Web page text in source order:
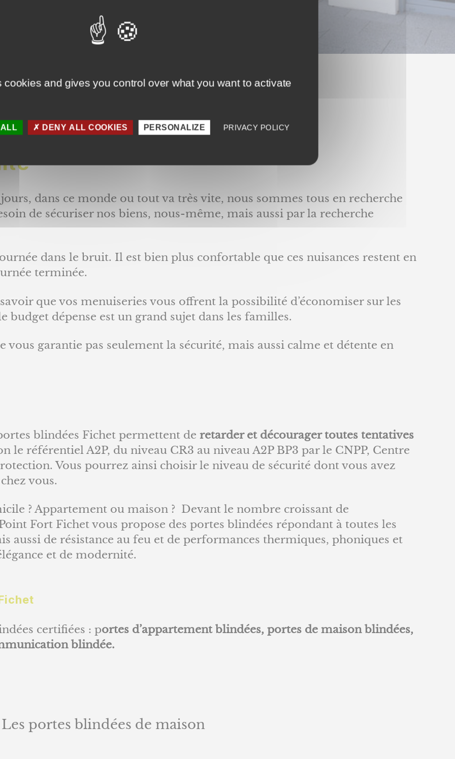
dans ce monde ou tout va très vite, nous sommes tous en recherche
de sécuriser nos biens, nous-même, mais aussi par la recherche
dans le bruit. Il est bien plus confortable que ces nuisances restent en
terminée.
que vos menuiseries vous offrent la possibilité d’économiser sur les
budget dépense est un grand sujet dans les familles.
garantie pas seulement la sécurité, mais aussi calme et détente en
blindées Fichet permettent de retarder et décourager toutes tentatives
le référentiel A2P, du niveau CR3 au niveau A2P BP3 par le CNPP, Centre
Vous pourrez ainsi choisir le niveau de sécurité dont vous avez
vous.
? Appartement ou maison ? Devant le nombre croissant de
Fort Fichet vous propose des portes blindées répondant à toutes les
aussi de résistance au feu et de performances thermiques, phoniques et
et de modernité.
certifiées : portes d’appartement blindées, portes de maison blindées,
blindée.
portes blindées de maison
cookies and gives you control over what you want to activate
DENY ALL COOKIES PERSONALIZE PRIVACY POLICY